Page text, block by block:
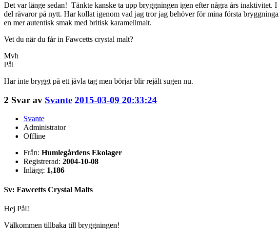
Det var länge sedan! Tänkte kanske ta upp bryggningen igen efter några års inaktivitet.
del råvaror på nytt. Har kollat igenom vad jag tror jag behöver för mina första
en mer autentisk smak med britisk karamellmalt.
Vet du när du får in Fawcetts crystal malt?
Mvh
Pål
Har inte bryggt på ett jävla tag men börjar blir rejält sugen nu.
2 Svar av Svante 2015-03-09 20:33:24
Svante
Administrator
Offline
Från: Humlegårdens Ekolager
Registrerad: 2004-10-08
Inlägg: 1,186
Sv: Fawcetts Crystal Malts
Hej Pål!
Välkommen tillbaka till bryggningen!